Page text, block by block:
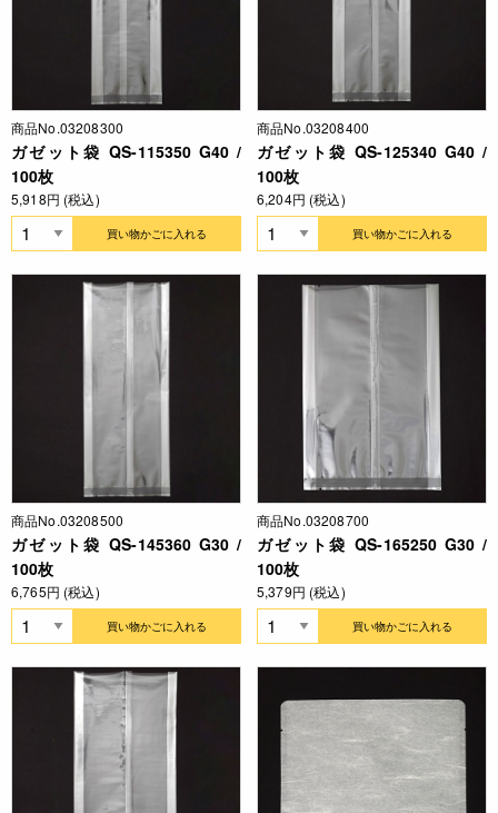
商品No.03208300
ガゼット袋 QS-115350 G40 /
100枚
5,918円 (税込)
買い物かごに入れる
商品No.03208400
ガゼット袋 QS-125340 G40 /
100枚
6,204円 (税込)
買い物かごに入れる
商品No.03208500
ガゼット袋 QS-145360 G30 /
100枚
6,765円 (税込)
買い物かごに入れる
商品No.03208700
ガゼット袋 QS-165250 G30 /
100枚
5,379円 (税込)
買い物かごに入れる